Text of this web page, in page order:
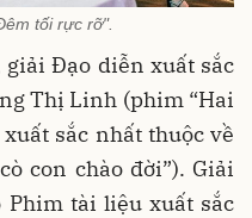
tối rực rỡ".
Đạo diễn xuất sắc
Thị Linh (phim “Hai
sắc nhất thuộc về
con chào đời”). Giải
Phim tài liệu xuất sắc